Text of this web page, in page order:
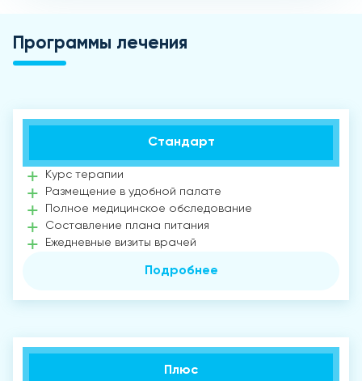
Программы лечения
Стандарт
Курс терапии
Размещение в удобной палате
Полное медицинское обследование
Составление плана питания
Ежедневные визиты врачей
Подробнее
Плюс